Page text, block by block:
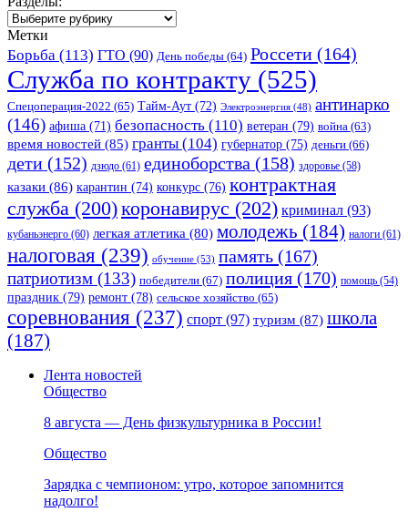
Разделы:
Метки
Борьба (113) ГТО (90) День победы (64) Россети (164)
Служба по контракту (525)
Спецоперация-2022 (65) Тайм-Аут (72) Электроэнергия (48) антинарко
(146) афиша (71) безопасность (110) ветеран (79) война (63)
время новостей (85) гранты (104) губернатор (75) деньги (66)
дети (152) дзюдо (61) единоборства (158) здоровье (58)
казаки (86) карантин (74) конкурс (76) контрактная
служба (200)коронавирус (202) криминал (93)
кубаньэнерго (60) легкая атлетика (80) молодежь (184) налоги (61)
налоговая (239) обучение (53) память (167)
патриотизм (133) победители (67) полиция (170) помощь (54)
праздник (79) ремонт (78) сельское хозяйство (65)
соревнования (237) спорт (97) туризм (87) школа
(187)
Лента новостей
Общество
8 августа — День физкультурника в России!
Общество
Зарядка с чемпионом: утро, которое запомнится
надолго!